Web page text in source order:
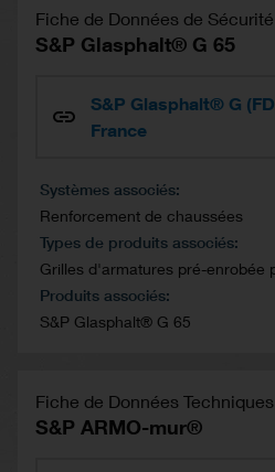
Fiche de Données de Sécurité
S&P Glasphalt® G 65
S&P Glasphalt® G
France
Systèmes associés
Renforcement de chaussées
Types de produits associés
Grilles d'armatures pré-enrobée
Produits associés
S&P Glasphalt® G 65
Fiche de Données Techniques
S&P ARMO-mur®